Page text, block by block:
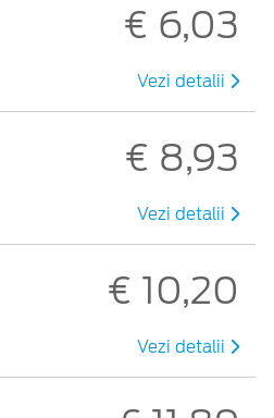
€ 6,03
Vezi detalii
€ 8,93
Vezi detalii
€ 10,20
Vezi detalii